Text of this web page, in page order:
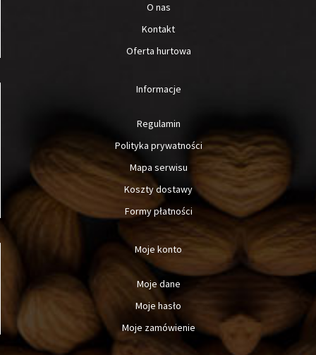
O nas
Kontakt
Oferta hurtowa
Informacje
Regulamin
Polityka prywatności
Mapa serwisu
Koszty dostawy
Formy płatności
Moje konto
Moje dane
Moje hasło
Moje zamówienie